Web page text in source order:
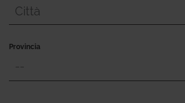
Città
Provincia
--